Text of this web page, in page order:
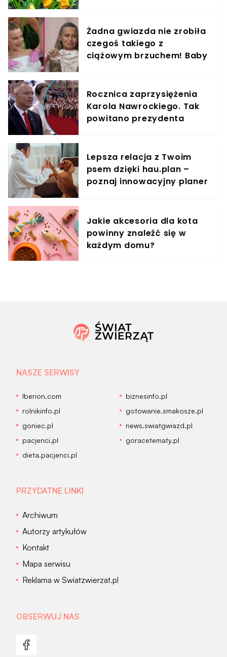
Żadna gwiazda nie zrobiła
czegoś takiego z
ciążowym brzuchem! Baby
Rocznica zaprzysiężenia
Karola Nawrockiego. Tak
powitano prezydenta
Lepsza relacja z Twoim
psem dzięki hau.plan –
poznaj innowacyjny planer
Jakie akcesoria dla kota
powinny znaleźć się w
każdym domu?
NASZE SERWISY
Iberion.com
biznesinfo.pl
rolnikinfo.pl
gotowanie.smakosze.pl
goniec.pl
news.swiatgwiazd.pl
pacjenci.pl
goracetematy.pl
dieta.pacjenci.pl
PRZYDATNE LINKI
Archiwum
Autorzy artykułów
Kontakt
Mapa serwisu
Reklama w Swiatzwierzat.pl
OBSERWUJ NAS